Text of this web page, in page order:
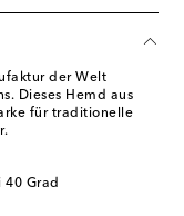
der Welt
Dieses Hemd aus
für traditionelle
40 Grad